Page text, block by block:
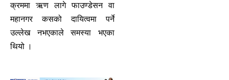
क्रममा ऋण लागे फाउण्डेसन वा
महानगर कसको दायित्वमा पर्ने
उल्लेख नभएकाले समस्या भएका
थियो ।